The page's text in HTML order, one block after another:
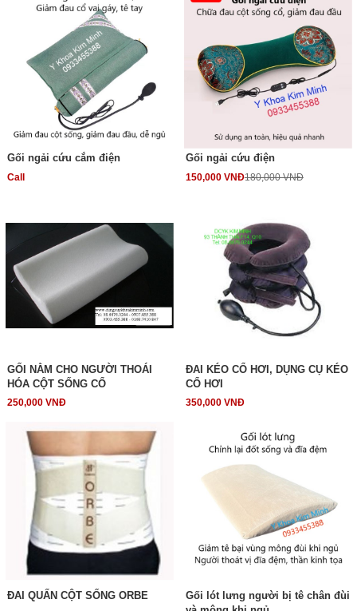
Gối ngải cứu cắm điện
Call
Gối ngải cứu điện
150,000 VNĐ180,000 VNĐ
GỐI NẰM CHO NGƯỜI THOÁI
HÓA CỘT SỐNG CỔ
250,000 VNĐ
ĐAI KÉO CỔ HƠI, DỤNG CỤ KÉO
CỔ HƠI
350,000 VNĐ
ĐAI QUẤN CỘT SỐNG ORBE
Gối lót lưng người bị tê chân đùi